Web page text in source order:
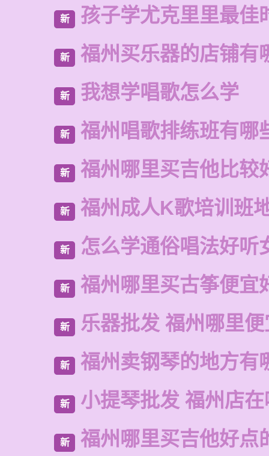
新 孩子学尤克里里最佳
新 福州买乐器的店铺有
新 我想学唱歌怎么学
新 福州唱歌排练班有哪
新 福州哪里买吉他比较
新 福州成人K歌培训班
新 怎么学通俗唱法好听
新 福州哪里买古筝便宜
新 乐器批发 福州哪里
新 福州卖钢琴的地方有
新 小提琴批发 福州店
新 福州哪里买吉他好点